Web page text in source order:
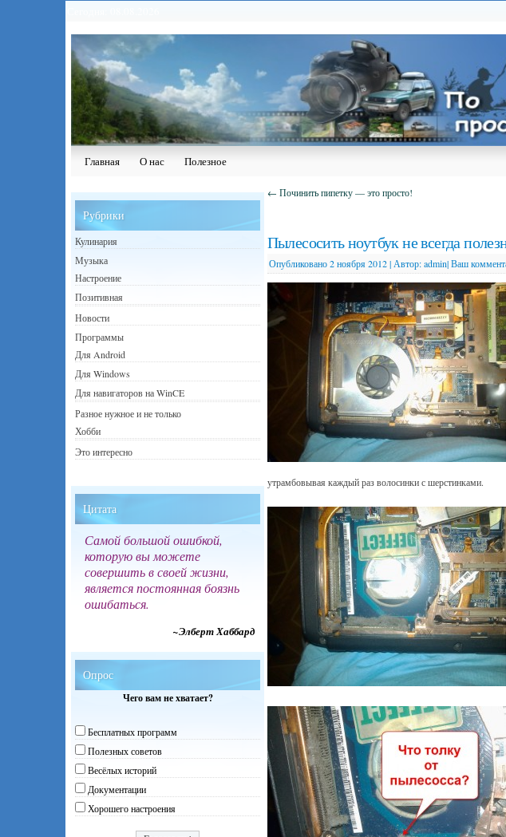
Главная О нас Полезное
← Починить пипетку — это просто!
Пылесосить ноутбук не всегда
Опубликовано 2 ноября 2012|Автор: admin| Ваш
утрамбовывая каждый раз волосинки с шерстинками.
Рубрики
Кулинария
Музыка
Настроение
Позитивная
Новости
Программы
Для Android
Для Windows
Для навигаторов на WinCE
Разное нужное и не только
Хобби
Это интересно
Цитата
Самой большой ошибкой,
которую вы можете
совершить в своей жизни,
является постоянная боязнь
ошибаться.
~Элберт Хаббард
Опрос
Чего вам не хватает?
Бесплатных программ
Полезных советов
Весёлых историй
Документации
Хорошего настроения